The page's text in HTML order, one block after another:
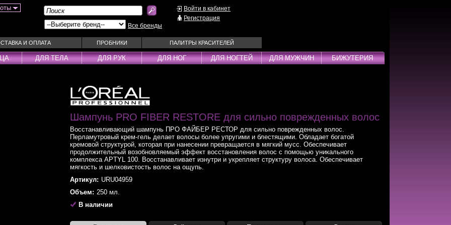
Все бренды
Войти в кабинет
Регистрация
И ОПЛАТА ПРОБНИКИ ПАЛИТРЫ КРАСИТЕЛЕЙ
Муссы
Наборы
Несмываемые уходы
Оттеночные уходы
Парфюм
Паста
Пена
Пилинг
Спрей
Стайлеры
Сыворотки
Тонирующие средства
Укладка / Стайлинг
Фиксаторы
Эмульсии
ДЛЯ ТЕЛА ДЛЯ РУК ДЛЯ НОГ ДЛЯ НОГТЕЙ ДЛЯ МУЖЧИН БИЖУТЕРИЯ
Шампунь PRO FIBER RESTORE для сильно поврежденных волос
Восстанавливающий шампунь ПРО ФАЙБЕР РЕСТОР для сильно поврежденных волос.
Перламутровый крем-гель делает волосы более упругими и блестящими. Обладает богатой
кремовой структурой, которая при нанесении превращается в мягкий мусс. Обеспечивает
продолжительный возобновляемый эффект восстановления волос с помощью уникального
комплекса APTYL 100. Восстанавливает изнутри и укрепляет структуру волоса. Обеспечивает
мягкость и шелковистость волос на ощупь.
Артикул: URU04959
Объем: 250 мл.
В наличии